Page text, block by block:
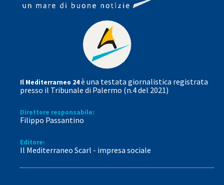
Il Mediterrarneo 24è una testata giornalistica registrata
presso il Tribunale di Palermo (n.4 del 2021)
Direttore responsabile:
Filippo Passantino
Editore:
Il Mediterraneo Scarl - impresa sociale